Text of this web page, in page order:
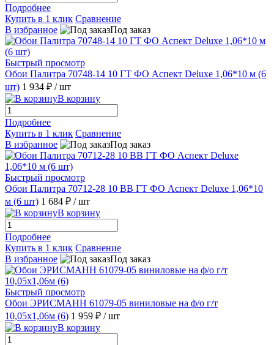
Подробнее
Купить в 1 клик Сравнение
В избранное
Под заказ
Быстрый просмотр
Обои Палитра 70748-14 10 ГТ ФО Аспект Deluxe 1,06*10 м (6
шт) 1 934 ₽ / шт
В корзину
Подробнее
Купить в 1 клик Сравнение
В избранное
Под заказ
Быстрый просмотр
Обои Палитра 70712-28 10 ВВ ГТ ФО Аспект Deluxe 1,06*10
м (6 шт) 1 684 ₽ / шт
В корзину
Подробнее
Купить в 1 клик Сравнение
В избранное
Под заказ
Быстрый просмотр
Обои ЭРИСМАНН 61079-05 виниловые на ф/о г/т
10,05х1,06м (6) 1 959 ₽ / шт
В корзину